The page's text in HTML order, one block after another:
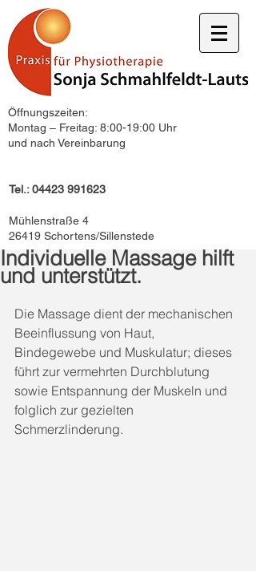
Öffnungszeiten:
Montag – Freitag: 8:00-19:00 Uhr
und nach Vereinbarung
Tel.:04423 991623
Mühlenstraße 4
26419 Schortens/Sillenstede
Individuelle Massage hilft
und unterstützt.
Die Massage dient der mechanischen
Beeinflussung von Haut,
Bindegewebe und Musku­latur; dieses
führt zur vermehrten Durchblutung
sowie Entspannung der Muskeln und
folglich zur gezielten
Schmerzlinderung.